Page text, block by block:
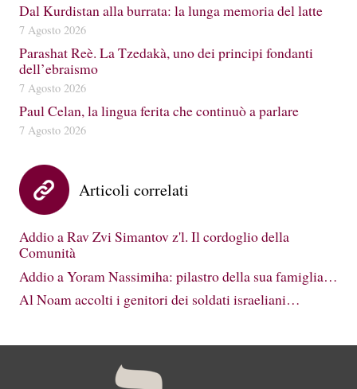
Dal Kurdistan alla burrata: la lunga memoria del latte
7 Agosto 2026
Parashat Reè. La Tzedakà, uno dei principi fondanti
dell’ebraismo
7 Agosto 2026
Paul Celan, la lingua ferita che continuò a parlare
7 Agosto 2026
Articoli correlati
Addio a Rav Zvi Simantov z'l. Il cordoglio della
Comunità
Addio a Yoram Nassimiha: pilastro della sua famiglia…
Al Noam accolti i genitori dei soldati israeliani…